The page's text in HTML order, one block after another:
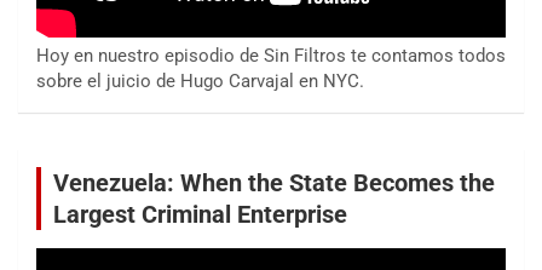
Hoy en nuestro episodio de Sin Filtros te contamos todos
sobre el juicio de Hugo Carvajal en NYC.
Venezuela: When the State Becomes the
Largest Criminal Enterprise